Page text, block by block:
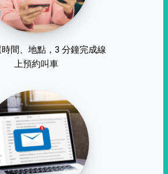
間、地點，3 分鐘完成線
上預約叫車